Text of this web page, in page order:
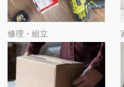
修理・組立